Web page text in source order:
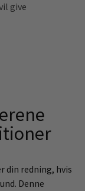
give
din redning, hvis
Denne